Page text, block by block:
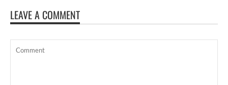
LEAVE A COMMENT